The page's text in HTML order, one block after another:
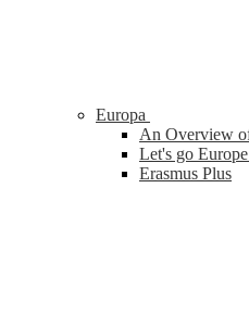
Europa
An Overview
Let's go
Erasmus Plus